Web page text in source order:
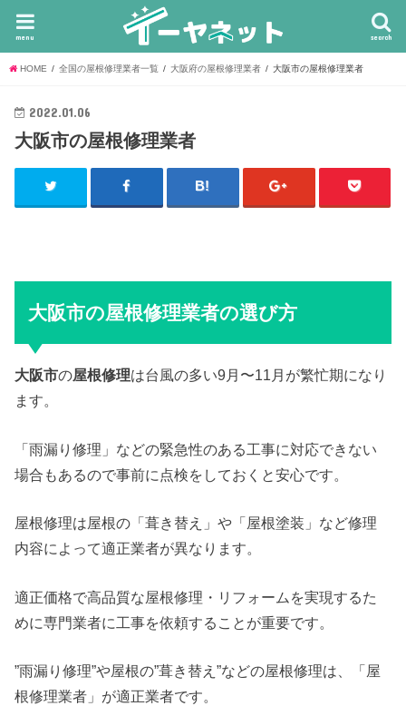
search
menu
HOME 全国の屋根修理業者一覧 大阪府の屋根修理業者 大阪市の屋根修理業者
2022.01.06
大阪市の屋根修理業者
大阪市の屋根修理業者の選び方
大阪市の屋根修理は台風の多い9月〜11月が繁忙期になり
ます。
「雨漏り修理」などの緊急性のある工事に対応できない
場合もあるので事前に点検をしておくと安心です。
屋根修理は屋根の「葺き替え」や「屋根塗装」など修理
内容によって適正業者が異なります。
適正価格で高品質な屋根修理・リフォームを実現するた
めに専門業者に工事を依頼することが重要です。
”雨漏り修理”や屋根の”葺き替え”などの屋根修理は、「屋
根修理業者」が適正業者です。